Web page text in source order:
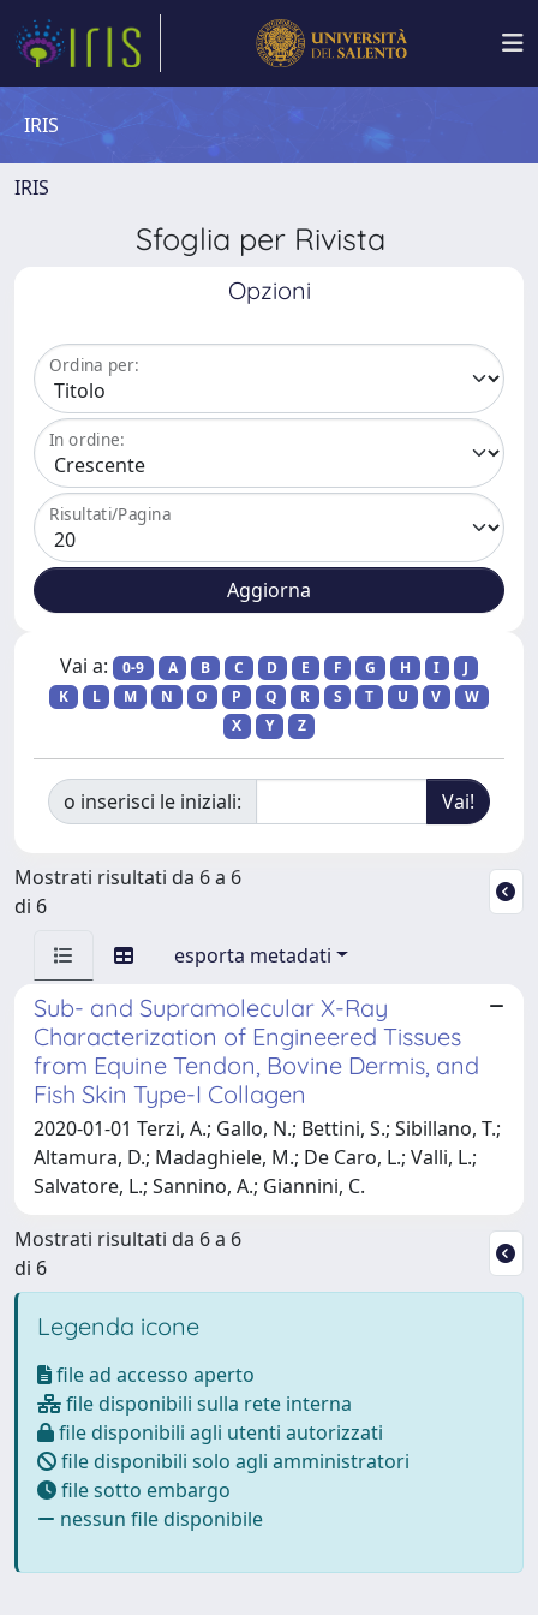
IRIS
IRIS
Sfoglia per Rivista
Opzioni
Ordina per:
In ordine:
Risultati/Pagina
Vai a: 0-9 A B C D E F G H I
J
K
L M N O P Q R S T U V
W
X
Y Z
o inserisci le iniziali:
Mostrati risultati da 6 a 6
di 6
esporta metadati
Sub- and Supramolecular X-Ray
Characterization of Engineered Tissues
from Equine Tendon, Bovine Dermis, and
Fish Skin Type-I Collagen
2020-01-01 Terzi, A.; Gallo, N.; Bettini, S.; Sibillano, T.;
Altamura, D.; Madaghiele, M.; De Caro, L.; Valli, L.;
Salvatore, L.; Sannino, A.; Giannini, C.
Mostrati risultati da 6 a 6
di 6
Legenda icone
file ad accesso aperto
file disponibili sulla rete interna
file disponibili agli utenti autorizzati
file disponibili solo agli amministratori
file sotto embargo
nessun file disponibile